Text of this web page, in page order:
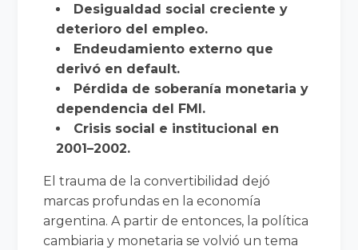
Desigualdad social creciente y
deterioro del empleo.
Endeudamiento externo que
derivó en default.
Pérdida de soberanía monetaria y
dependencia del FMI.
Crisis social e institucional en
2001–2002.
El trauma de la convertibilidad dejó
marcas profundas en la economía
argentina. A partir de entonces, la política
cambiaria y monetaria se volvió un tema